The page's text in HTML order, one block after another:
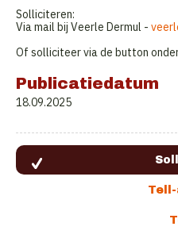
Solliciteren:
Via mail bij Veerle Dermul -
Of solliciteer via de button
Publicatiedatum
18.09.2025